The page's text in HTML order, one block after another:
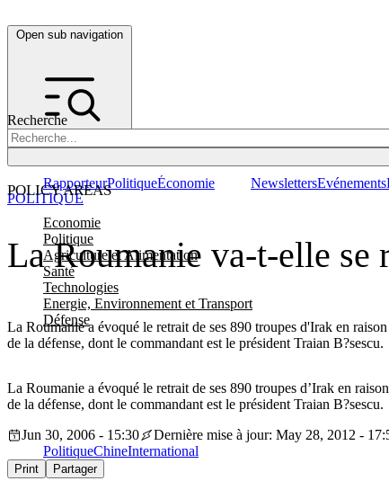
Open sub navigation
Recherche
POLICY AREAS
Economie
Politique
Agriculture et Alimentation
Santé
Technologies
Energie, Environnement et Transport
Défense
RapporteurPolitiqueÉconomie NewslettersEvénements
La Roumanie va-t-elle
La Roumanie a évoqué le retrait de ses 890 troupes d'Irak en
de la défense, dont le commandant est le président Traian B?sescu.
POLITIQUE
La Roumanie a évoqué le retrait de ses 890 troupes d’Irak en
de la défense, dont le commandant est le président Traian B?sescu.
Jun 30, 2006 - 15:30
Dernière mise à jour: May 28, 2012 -
PolitiqueChineInternational
Print Partager